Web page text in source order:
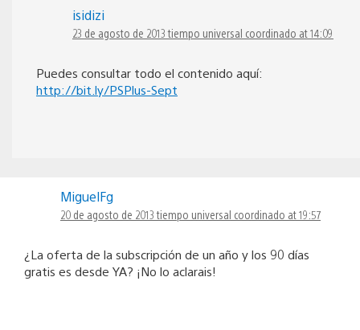
isidizi
23 de agosto de 2013 tiempo universal coordinado at 14:09
Puedes consultar todo el contenido aquí:
http://bit.ly/PSPlus-Sept
MiguelFg
20 de agosto de 2013 tiempo universal coordinado at 19:57
¿La oferta de la subscripción de un año y los 90 días
gratis es desde YA? ¡No lo aclarais!